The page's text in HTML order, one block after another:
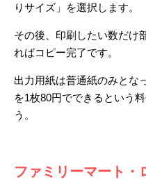
りサイズ」を選択します。
その後、印刷したい数だけ
ればコピー完了です。
出力用紙は普通紙のみとな
を1枚80円でできるという
う。
ファミリーマート・